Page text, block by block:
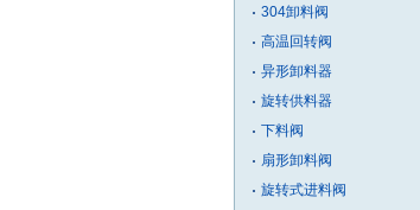
304卸料阀
高温回转阀
异形卸料器
旋转供料器
下料阀
扇形卸料阀
旋转式进料阀